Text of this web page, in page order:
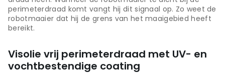
perimeterdraad komt vangt hij dit signaal op. Zo weet de
robotmaaier dat hij de grens van het maaigebied heeft
bereikt.
Visolie vrij perimeterdraad met UV- en
vochtbestendige coating